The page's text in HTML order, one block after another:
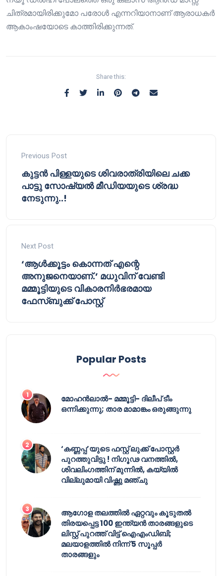
ചിത്രമായിരിക്കുമോ പരോൾ എന്നറിയാനാണ് ആരാധകർ
ആകാംഷയോടെ കാത്തിരിക്കുന്നത്.
Share this:
Previous Post
കുട്ടൻ പിള്ളയുടെ ശിവരാത്രിയിലെ ചക്ക
പാട്ടു സോഷ്യൽ മീഡിയയുടെ ശ്രദ്ധ
നേടുന്നു..!
Next Post
‘ആൾക്കൂട്ടം കൊന്നത് എന്റെ
അനുജനെയാണ്.’ മധുവിന് വേണ്ടി
മമ്മൂട്ടിയുടെ വികാരനിർഭരമായ
ഫേസ്‌ബുക്ക് പോസ്റ്റ്
Popular Posts
മോഹൻലാൽ- മമ്മൂട്ടി- ദിലീപ് ടീം
ഒന്നിക്കുന്നു; താര മാമാങ്കം ഒരുങ്ങുന്നു
‘കണ്ണപ്പ’യുടെ ഫസ്റ്റ് ലുക്ക് പോസ്റ്റർ
പുറത്തുവിട്ടു ! നിഗൂഢ വനത്തിൽ,
ശിവലിംഗത്തിന് മുന്നിൽ, കയ്യിൽ
വില്ലുമായി വിഷ്ണു മഞ്ചു
ആഗോള തലത്തിൽ ഏറ്റവും കൂടുതൽ
തിരയപ്പെട്ട 100 ഇന്ത്യൻ താരങ്ങളുടെ
ലിസ്റ്റ് പുറത്ത് വിട്ട് ഐഎംഡിബി;
മലയാളത്തിൽ നിന്ന് 5 സൂപ്പർ
താരങ്ങളും